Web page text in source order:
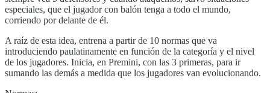
especiales, que el jugador con balón tenga a todo el mundo,
corriendo por delante de él.
A raíz de esta idea, entrena a partir de 10 normas que va
introduciendo paulatinamente en función de la categoría y el nivel
de los jugadores. Inicia, en Premini, con las 3 primeras, para ir
sumando las demás a medida que los jugadores van evolucionando.